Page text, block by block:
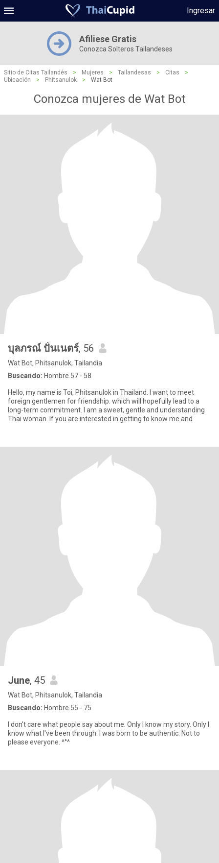
Ingresar
Afiliese Gratis
Conozca Solteros Tailandeses
Sitio de Citas Tailandés > Mujeres > Tailandesas > Citas
>
Ubicación
> Phitsanulok > Wat Bot
Conozca mujeres de Wat Bot
บุลภรณ์ ปั่นเนตร์, 56
Wat Bot, Phitsanulok, Tailandia
Buscando: Hombre 57 - 58
Hello, my name is Toi, Phitsanulok in Thailand. I want to meet
foreign gentlemen for friendship. which will hopefully lead to a
long-term commitment. I am a sweet, gentle and understanding
Thai woman. If you are interested in getting to know me and
June, 45
Wat Bot, Phitsanulok, Tailandia
Buscando: Hombre 55 - 75
I don't care what people say about me. Only I know my story. Only I
know what I've been through. I was born to be authentic. Not to
please everyone. ^°^